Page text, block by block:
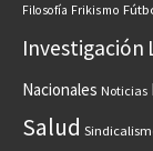
Filosofía Frikismo
Investigación
Nacionales Noticias
Salud